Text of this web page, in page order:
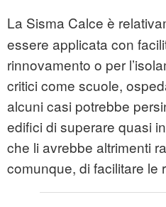
La Sisma Calce è
essere applicata con
rinnovamento o per
critici come scuole,
alcuni casi potrebbe
edifici di superare quasi
che li avrebbe altrimenti
comunque, di facilitare le